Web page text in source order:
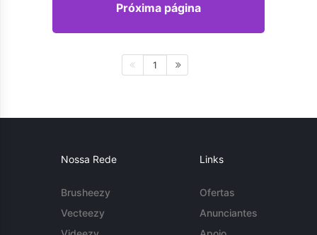
Próxima página
1
Nossa Rede
Brusheezy
Vecteezy
Links
Ofertas
Anunciantes